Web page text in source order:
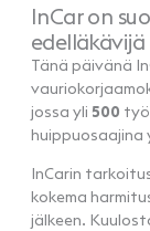
InCar on
edelläkävijä
Tänä päivänä
jossa yli 500
huippuosaajina
InCarin
kokema
jälkeen.